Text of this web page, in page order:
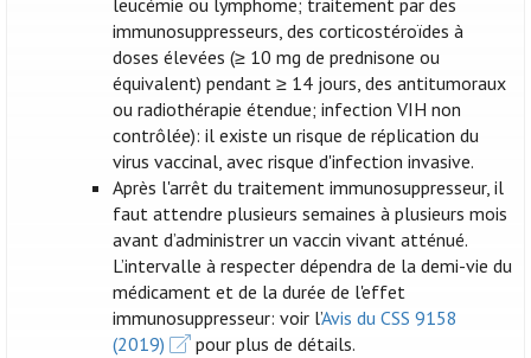
leucémie ou lymphome; traitement par des
immunosuppresseurs, des corticostéroïdes à
doses élevées (≥ 10 mg de prednisone ou
équivalent) pendant ≥ 14 jours, des antitumoraux
ou radiothérapie étendue; infection VIH non
contrôlée): il existe un risque de réplication du
virus vaccinal, avec risque d'infection invasive.
Après l'arrêt du traitement immunosuppresseur, il
faut attendre plusieurs semaines à plusieurs mois
avant d’administrer un vaccin vivant atténué.
L’intervalle à respecter dépendra de la demi-vie du
médicament et de la durée de l'effet
immunosuppresseur: voir l’Avis du CSS 9158
(2019)
pour plus de détails.